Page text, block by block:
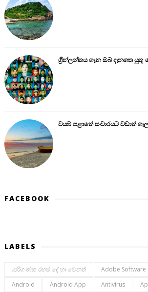
ග්‍රීන්ලන්තය ගැන ඔබ දැනගත යුතු
වයඹ පළාතේ සංචාරයට වඩාත්
FACEBOOK
LABELS
.පරිගණක රහස් දේ හා වෙනත් Adobe Software
Android
Android App Antivirus